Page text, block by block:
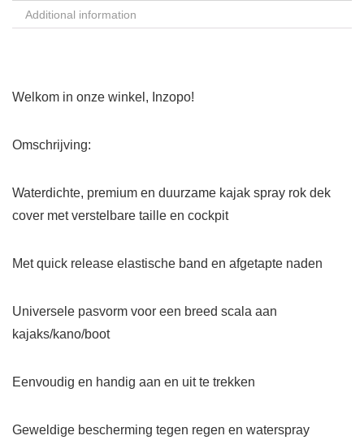
Additional information
Welkom in onze winkel, Inzopo!
Omschrijving:
Waterdichte, premium en duurzame kajak spray rok dek
cover met verstelbare taille en cockpit
Met quick release elastische band en afgetapte naden
Universele pasvorm voor een breed scala aan
kajaks/kano/boot
Eenvoudig en handig aan en uit te trekken
Geweldige bescherming tegen regen en waterspray